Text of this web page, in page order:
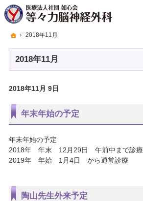
2018年11月
2018年11月 9日
年末年始の予定
年末年始の予定
2018年 年末 12月29日 午前中まで診療
2019年 年始 1月4日 から通常診療
陶山先生外来予定
ホーム
2018年11月